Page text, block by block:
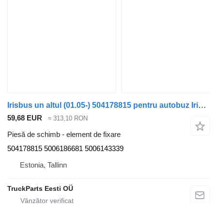
Irisbus un altul (01.05-) 504178815 pentru autobuz Irisbus Access, Evadys, Axer, Karosa, Recreo, Domino, Agora, Citelis, Eurorider (1999-)
59,68 EUR ≈ 313,10 RON
Piesă de schimb - element de fixare
504178815 5006186681 5006143339
Estonia, Tallinn
TruckParts Eesti OÜ